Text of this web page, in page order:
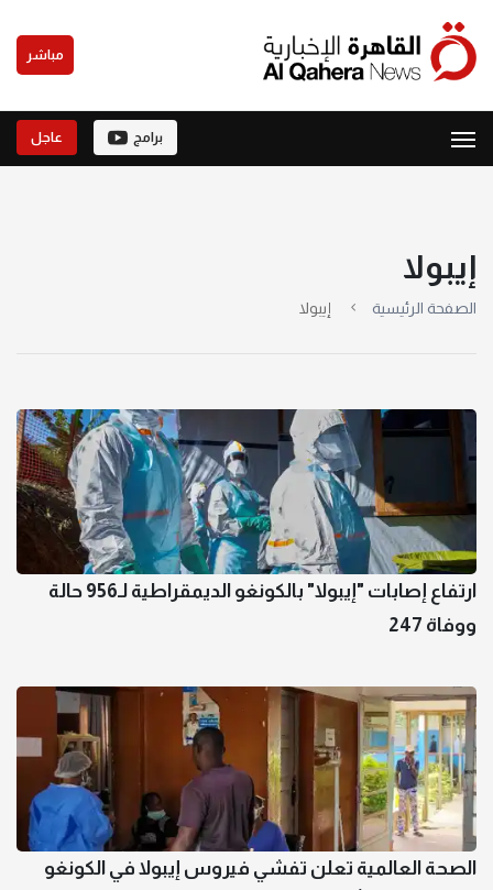
مباشر
برامج عاجل
إيبولا
الصفحة الرئيسية إيبولا
ارتفاع إصابات "إيبولا" بالكونغو الديمقراطية لـ956 حالة
ووفاة 247
الصحة العالمية تعلن تفشي فيروس إيبولا في الكونغو